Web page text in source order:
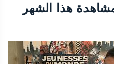
مشاهدة هذا الشهر